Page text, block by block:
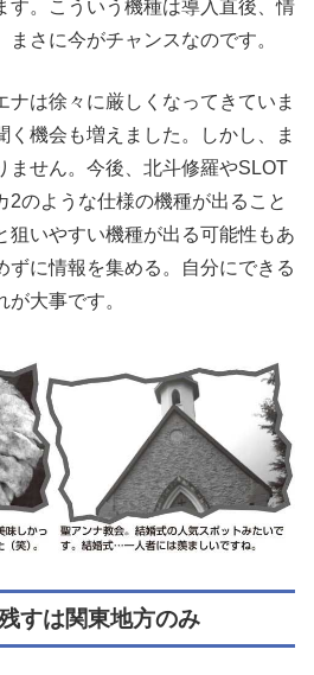
す。こういう機種は導入直後、情
さに今がチャンスなのです。
ナは徐々に厳しくなってきていま
く機会も増えました。しかし、ま
ません。今後、北斗修羅やSLOT
のような仕様の機種が出ること
狙いやすい機種が出る可能性もあ
ずに情報を集める。自分にできる
大事です。
すは関東地方のみ